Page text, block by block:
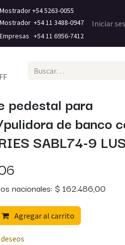
Mostrador +54 5263-0055
Mostrador +54 11 3488-0947​
Empresas +54 11 6956-7412
Iniciar
pedestal para
de banco
SABL74-9
nacionales: $ 162.486,00
Agregar al carrito